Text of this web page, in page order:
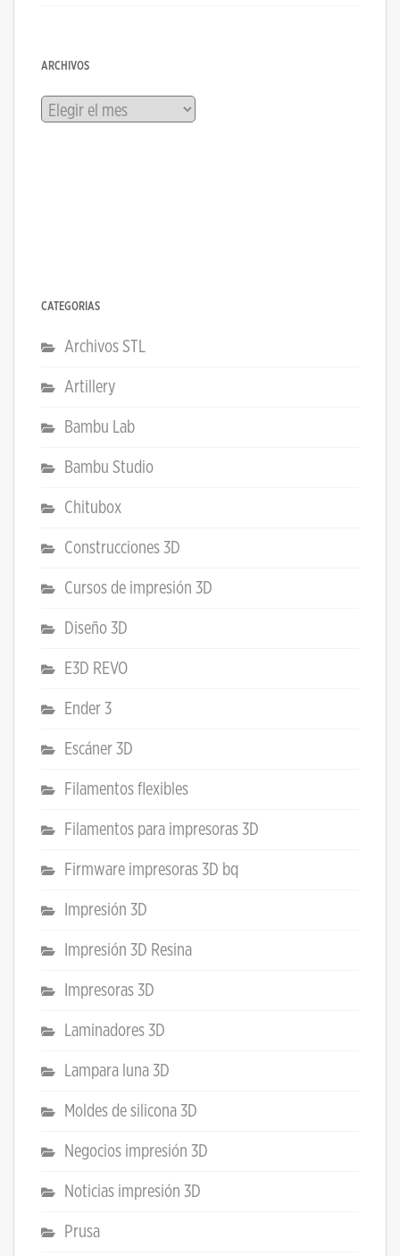
ARCHIVOS
Archivos
CATEGORÍAS
Archivos STL
Artillery
Bambu Lab
Bambu Studio
Chitubox
Construcciones 3D
Cursos de impresión 3D
Diseño 3D
E3D REVO
Ender 3
Escáner 3D
Filamentos flexibles
Filamentos para impresoras 3D
Firmware impresoras 3D bq
Impresión 3D
Impresión 3D Resina
Impresoras 3D
Laminadores 3D
Lampara luna 3D
Moldes de silicona 3D
Negocios impresión 3D
Noticias impresión 3D
Prusa